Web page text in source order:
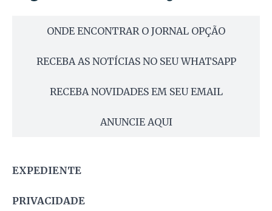
ONDE ENCONTRAR O JORNAL OPÇÃO
RECEBA AS NOTÍCIAS NO SEU WHATSAPP
RECEBA NOVIDADES EM SEU EMAIL
ANUNCIE AQUI
EXPEDIENTE
PRIVACIDADE